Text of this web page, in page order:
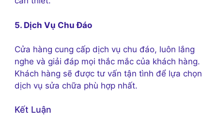
5. Dịch Vụ Chu Đáo
Cửa hàng cung cấp dịch vụ chu đáo, luôn lắng
nghe và giải đáp mọi thắc mắc của khách hàng.
Khách hàng sẽ được tư vấn tận tình để lựa chọn
dịch vụ sửa chữa phù hợp nhất.
Kết Luận